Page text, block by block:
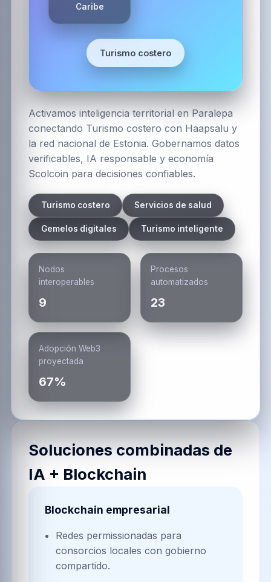
digitales.·Foto:
Hubs urbanos experimentan con
identidad soberana y pagos sin
Unsplash
Innovación trazable en
Paralepa
Alineamos comercios, ciudadanía y entidades
del área residencial Paralepa con Haapsalu y
Haapsalu, activando cadenas de suministro
Cartografiamos localidades vecinos,
evento operativo quede certificado y
Implementamos analítica avanzada sobre